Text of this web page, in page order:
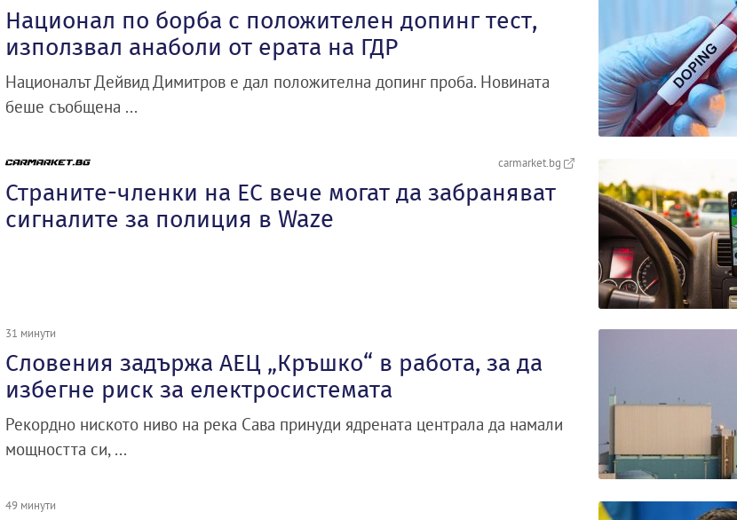
Национал по борба с положителен допинг тест,
използвал анаболи от ерата на ГДР
Националът Дейвид Димитров е дал положителна допинг проба. Новината
беше съобщена ...
carmarket.bg
Страните-членки на ЕС вече могат да забраняват
сигналите за полиция в Waze
31 минути
Словения задържа АЕЦ „Кръшко“ в работа, за да
избегне риск за електросистемата
Рекордно ниското ниво на река Сава принуди ядрената централа да намали
мощността си, ...
49 минути